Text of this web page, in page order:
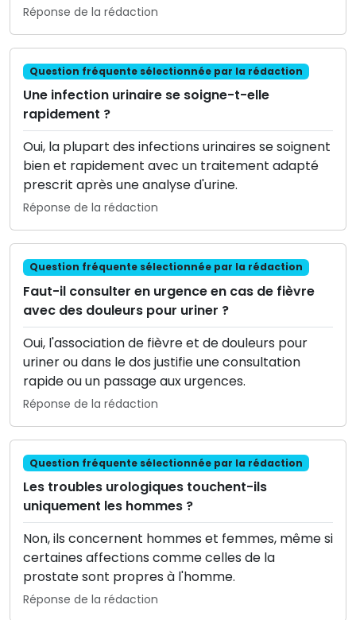
Réponse de la rédaction
Question fréquente sélectionnée par la rédaction
Une infection urinaire se soigne-t-elle
rapidement ?
Oui, la plupart des infections urinaires se soignent
bien et rapidement avec un traitement adapté
prescrit après une analyse d'urine.
Réponse de la rédaction
Question fréquente sélectionnée par la rédaction
Faut-il consulter en urgence en cas de fièvre
avec des douleurs pour uriner ?
Oui, l'association de fièvre et de douleurs pour
uriner ou dans le dos justifie une consultation
rapide ou un passage aux urgences.
Réponse de la rédaction
Question fréquente sélectionnée par la rédaction
Les troubles urologiques touchent-ils
uniquement les hommes ?
Non, ils concernent hommes et femmes, même si
certaines affections comme celles de la
prostate sont propres à l'homme.
Réponse de la rédaction